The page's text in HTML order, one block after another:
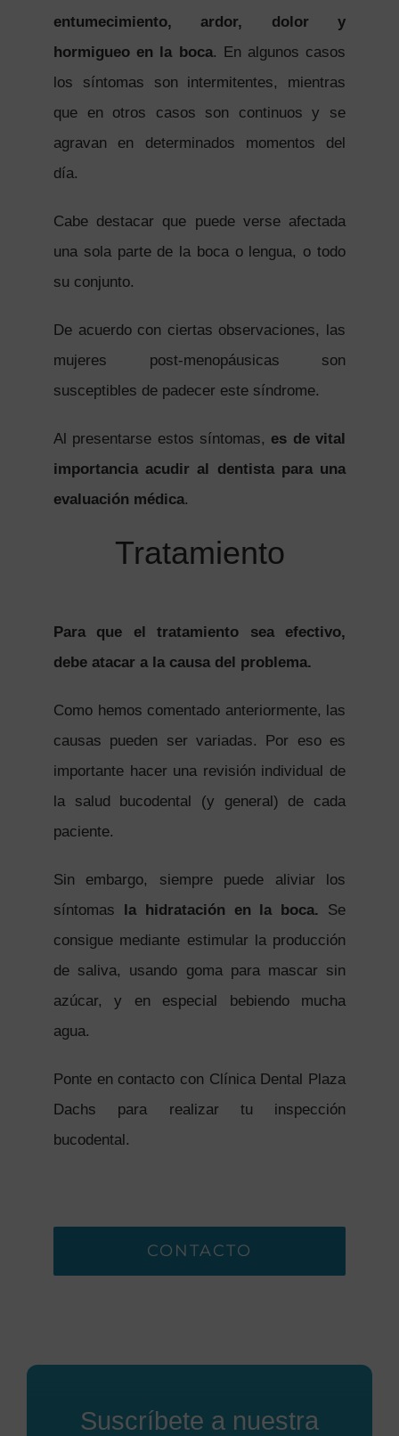
entumecimiento, ardor, dolor y
hormigueo en la boca. En algunos casos
los síntomas son intermitentes, mientras
que en otros casos son continuos y se
agravan en determinados momentos del
día.
Cabe destacar que puede verse afectada
una sola parte de la boca o lengua, o todo
su conjunto.
De acuerdo con ciertas observaciones, las
mujeres post-menopáusicas son
susceptibles de padecer este síndrome.
Al presentarse estos síntomas, es de vital
importancia acudir al dentista para una
evaluación médica.
Tratamiento
Para que el tratamiento sea efectivo,
debe atacar a la causa del problema.
Como hemos comentado anteriormente, las
causas pueden ser variadas. Por eso es
importante hacer una revisión individual de
la salud bucodental (y general) de cada
paciente.
Sin embargo, siempre puede aliviar los
síntomas la hidratación en la boca. Se
consigue mediante estimular la producción
de saliva, usando goma para mascar sin
azúcar, y en especial bebiendo mucha
agua.
Ponte en contacto con Clínica Dental Plaza
Dachs para realizar tu inspección
bucodental.
CONTACTO
Suscríbete a nuestra